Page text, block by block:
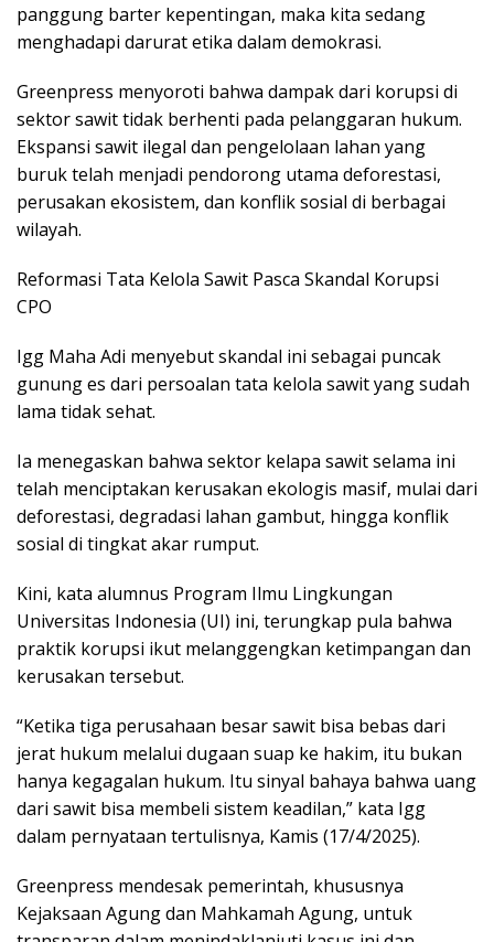
panggung barter kepentingan, maka kita sedang
menghadapi darurat etika dalam demokrasi.
Greenpress menyoroti bahwa dampak dari korupsi di
sektor sawit tidak berhenti pada pelanggaran hukum.
Ekspansi sawit ilegal dan pengelolaan lahan yang
buruk telah menjadi pendorong utama deforestasi,
perusakan ekosistem, dan konflik sosial di berbagai
wilayah.
Reformasi Tata Kelola Sawit Pasca Skandal Korupsi
CPO
Igg Maha Adi menyebut skandal ini sebagai puncak
gunung es dari persoalan tata kelola sawit yang sudah
lama tidak sehat.
Ia menegaskan bahwa sektor kelapa sawit selama ini
telah menciptakan kerusakan ekologis masif, mulai dari
deforestasi, degradasi lahan gambut, hingga konflik
sosial di tingkat akar rumput.
Kini, kata alumnus Program Ilmu Lingkungan
Universitas Indonesia (UI) ini, terungkap pula bahwa
praktik korupsi ikut melanggengkan ketimpangan dan
kerusakan tersebut.
“Ketika tiga perusahaan besar sawit bisa bebas dari
jerat hukum melalui dugaan suap ke hakim, itu bukan
hanya kegagalan hukum. Itu sinyal bahaya bahwa uang
dari sawit bisa membeli sistem keadilan,” kata Igg
dalam pernyataan tertulisnya, Kamis (17/4/2025).
Greenpress mendesak pemerintah, khususnya
Kejaksaan Agung dan Mahkamah Agung, untuk